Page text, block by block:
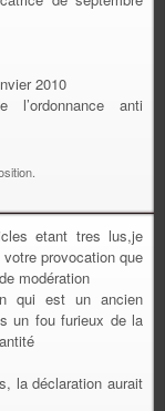
2010
anti
etant tres lus,je
provocation que
modération
qui est un ancien
un fou furieux de la
la déclaration aurait